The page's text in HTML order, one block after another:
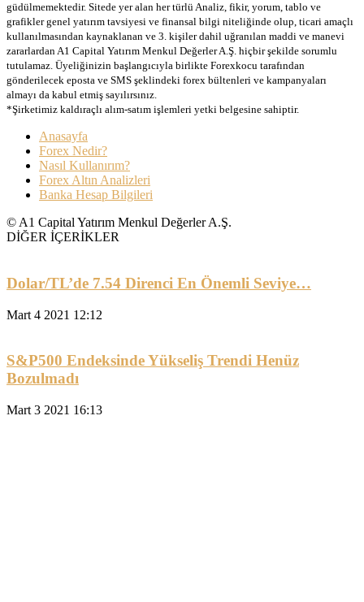
güdülmemektedir. Sitede yer alan her türlü Analiz, fikir, yorum, tablo ve
grafikler genel yatırım tavsiyesi ve finansal bilgi niteliğinde olup, ticari amaçlı
kullanılmasından kaynaklanan ve 3. kişiler dahil uğranılan maddi ve manevi
zararlardan A1 Capital Yatırım Menkul Değerler A.Ş. hiçbir şekilde sorumlu
tutulamaz. Üyeliğinizin başlangıcıyla birlikte Forexkocu tarafından
gönderilecek eposta ve SMS şeklindeki forex bültenleri ve kampanyaları
almayı da kabul etmiş sayılırsınız.
*Şirketimiz kaldıraçlı alım-satım işlemleri yetki belgesine sahiptir.
Anasayfa
Forex Nedir?
Nasıl Kullanırım?
Forex Altın Analizleri
Banka Hesap Bilgileri
© A1 Capital Yatırım Menkul Değerler A.Ş.
DİĞER İÇERİKLER
Dolar/TL’de 7.54 Direnci En Önemli Seviye…
Mart 4 2021 12:12
S&P500 Endeksinde Yükseliş Trendi Henüz
Bozulmadı
Mart 3 2021 16:13